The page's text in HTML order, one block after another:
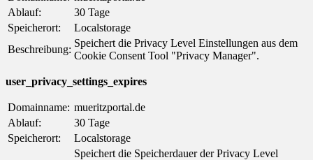
Ablauf:
30 Tage
Speicherort:
Localstorage
Beschreibung:
Speichert die Privacy Level Einstellungen aus dem
Cookie Consent Tool "Privacy Manager".
user_privacy_settings_expires
Domainname: mueritzportal.de
Ablauf:
30 Tage
Speicherort:
Localstorage
Speichert die Speicherdauer der Privacy Level